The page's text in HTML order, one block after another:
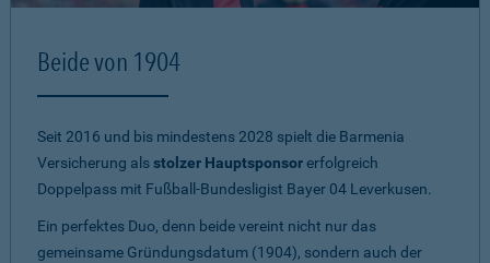
Beide von 1904
Seit 2016 und bis mindestens 2028 spielt die Barmenia
Versicherung alsstolzer Hauptsponsorerfolgreich
Doppelpass mit Fußball-Bundesligist Bayer 04 Leverkusen.
Ein perfektes Duo, denn beide vereint nicht nur das
gemeinsame Gründungsdatum (1904), sondern auch der